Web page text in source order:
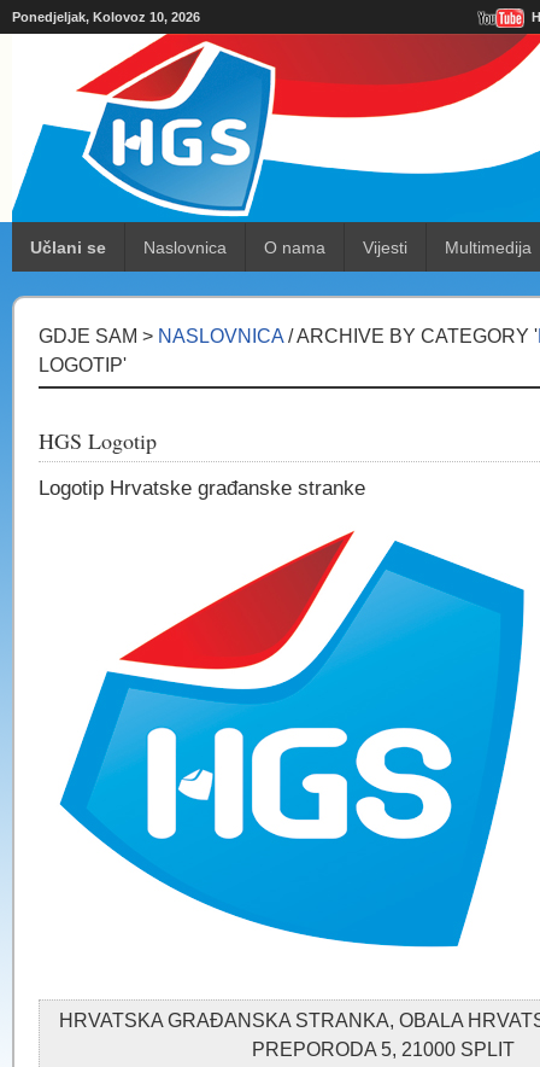
Ponedjeljak, Kolovoz 10, 2026
Učlani se Naslovnica O nama Vijesti Multimedija
GDJE SAM > NASLOVNICA / ARCHIVE BY CATEGORY '
LOGOTIP'
HGS Logotip
Logotip Hrvatske građanske stranke
HRVATSKA GRAĐANSKA STRANKA, OBALA
PREPORODA 5, 21000 SPLIT